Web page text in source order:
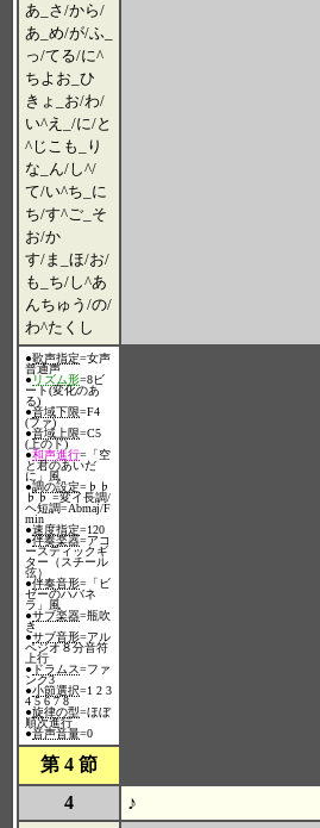
あ_さ/から/
あ_め/が/ふ_
っ/てる/に^
ちよお_ひ
きょ_お/わ/
い^え_/に/と
^じこも_り
な_ん/し^/
て/い^ち_に
ち/す^ご_そ
お/か
す/ま_ほ/お/
も_ち/し^あ
んちゅう/の/
わ^たくし
●歌声指定=女声
普通声
●リズム形=8ビ
ート(変化のあ
る)
●音域下限=F4
(ファ)
●音域上限=C5
(上のド)
●和声進行=「空
と君のあいだ
に」風
●調の設定=♭♭
♭♭ =変イ長調/
ヘ短調=Abmaj/F
min
●速度指定=120
●伴奏楽器=アコ
ースティックギ
ター（スチール
弦）
●伴奏音形=「ビ
ゼーのハバネ
ラ」風
●サブ楽器=瓶吹
き
●サブ音形=アル
ペジオ８分音符
上行
● ドラムス=ファ
ンク3
●小節選択=1 2 3
4 5 6 7 8
●旋律の型=ほぼ
順次進行
●音声音量=0
第 4 節
4
♪